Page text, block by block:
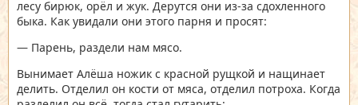
лесу бирюк, орёл и жук. Дерутся они из-за сдохленного
быка. Как увидали они этого парня и просят:
— Парень, раздели нам мясо.
Вынимает Алёша ножик с красной рущкой и нащинает
делить. Отделил он кости от мяса, отделил потроха. Когда